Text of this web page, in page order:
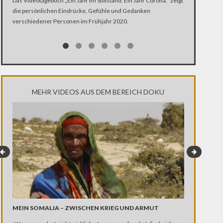
die persönlichen Eindrücke, Gefühle und Gedanken
verschiedener Personen im Frühjahr 2020.
MEHR VIDEOS AUS DEM BEREICH DOKU
MEIN SOMALIA – ZWISCHEN KRIEG UND ARMUT